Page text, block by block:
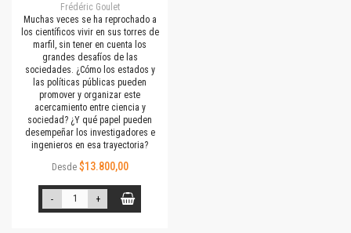
Frédéric Goulet
Muchas veces se ha reprochado a
los científicos vivir en sus torres de
marfil, sin tener en cuenta los
grandes desafíos de las
sociedades. ¿Cómo los estados y
las políticas públicas pueden
promover y organizar este
acercamiento entre ciencia y
sociedad? ¿Y qué papel pueden
desempeñar los investigadores e
ingenieros en esa trayectoria?
Desde $13.800,00
- +